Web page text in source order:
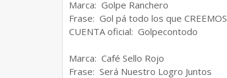
Marca: Golpe Ranchero
Frase: Gol pá todo los que CREEMOS
CUENTA oficial: Golpecontodo
Marca: Café Sello Rojo
Frase: Será Nuestro Logro Juntos